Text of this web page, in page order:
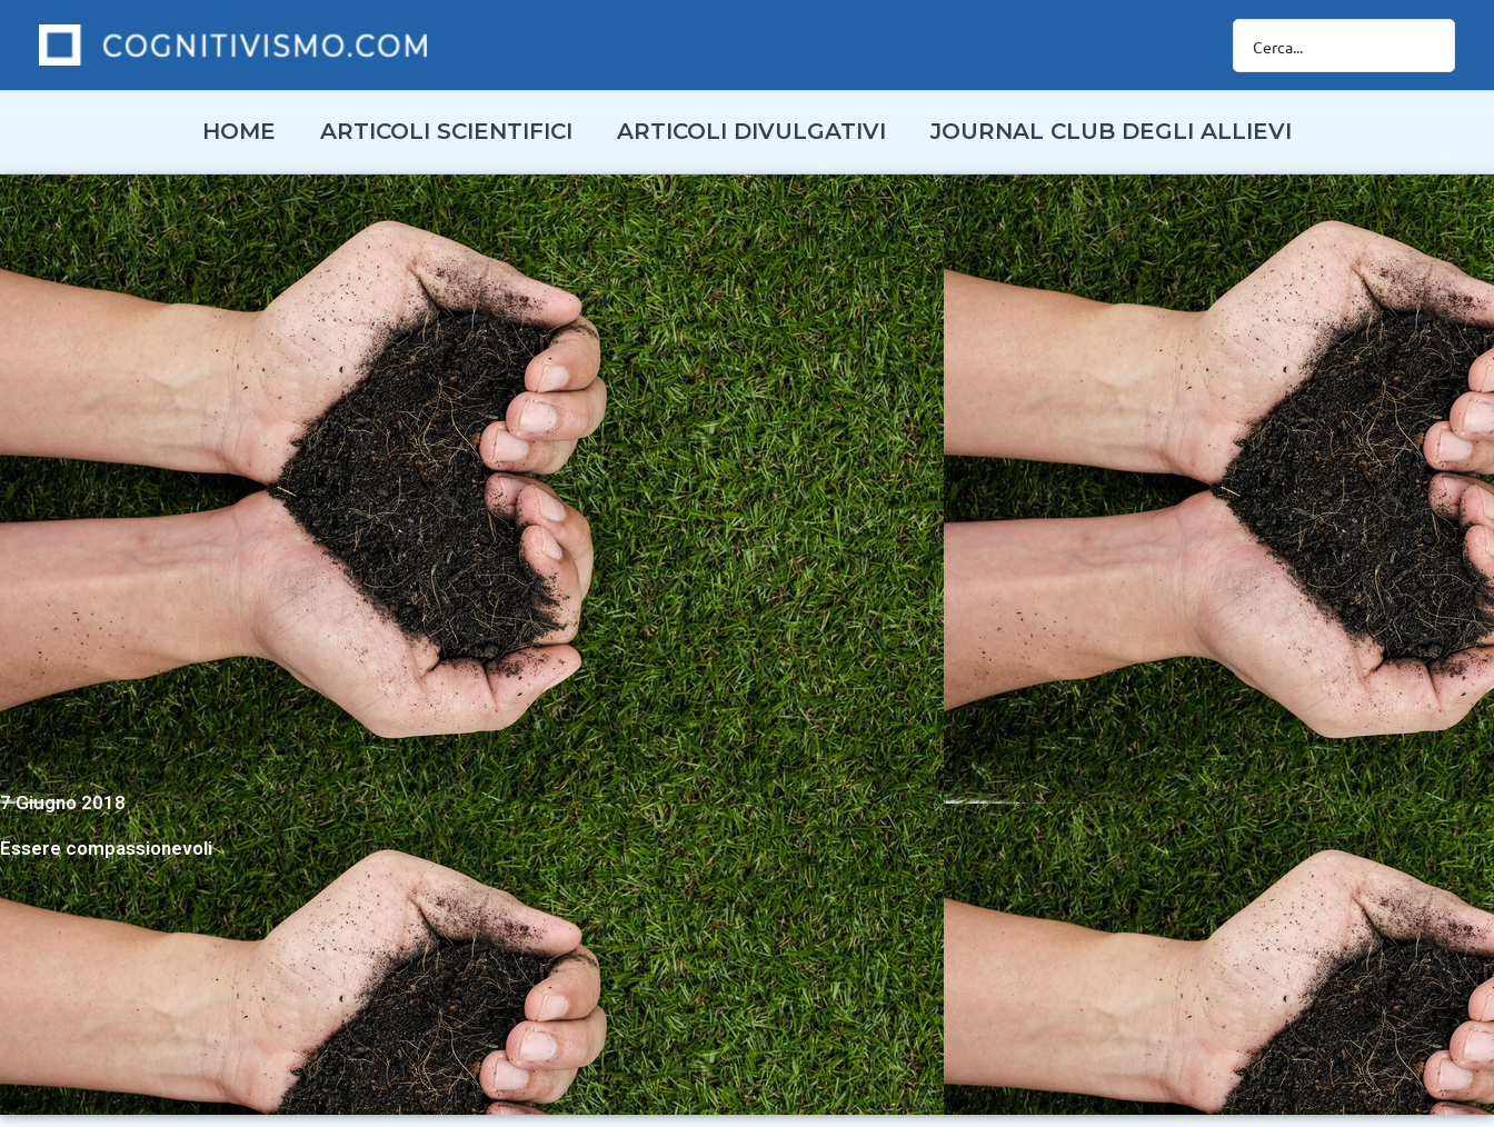
contenuto
HOME ARTICOLI SCIENTIFICI ARTICOLI DIVULGATIVI JOURNAL CLUB DEGLI ALLIEVI
7 Giugno 2018
Essere compassionevoli